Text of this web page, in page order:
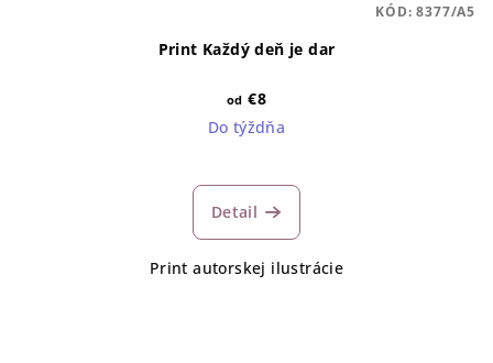
Print Každý deň je dar
od €8
Do týždňa
Detail
Print autorskej ilustrácie
KÓD:8377/A5